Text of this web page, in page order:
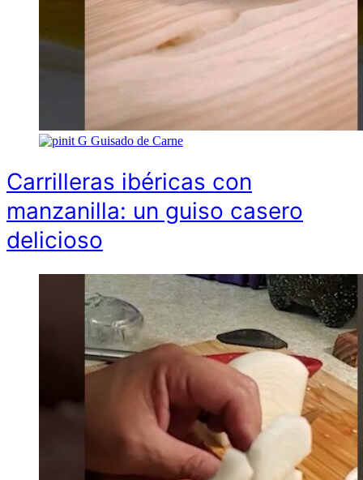
G Guisado de Carne
Carrilleras ibéricas con
manzanilla: un guiso casero
delicioso